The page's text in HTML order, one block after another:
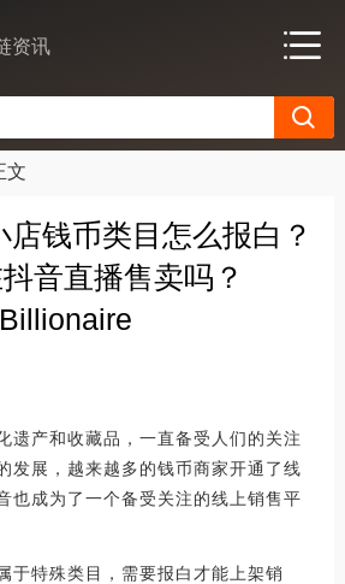
资讯
文
店钱币类目怎么报白？
音直播售卖吗？
遗产和收藏品，一直备受人们的关注
发展，越来越多的钱币商家开通了线
也成为了一个备受关注的线上销售平
于特殊类目，需要报白才能上架销